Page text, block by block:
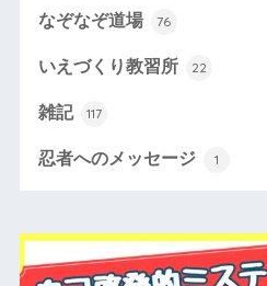
なぞなぞ道場 76
いえづくり教習所 22
雑記 117
忍者へのメッセージ 1